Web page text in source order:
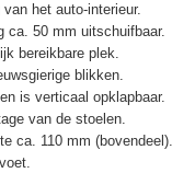
het auto-interieur.
ca. 50 mm uitschuifbaar.
bereikbare plek.
blikken.
is verticaal opklapbaar.
van de stoelen.
ca. 110 mm (bovendeel).